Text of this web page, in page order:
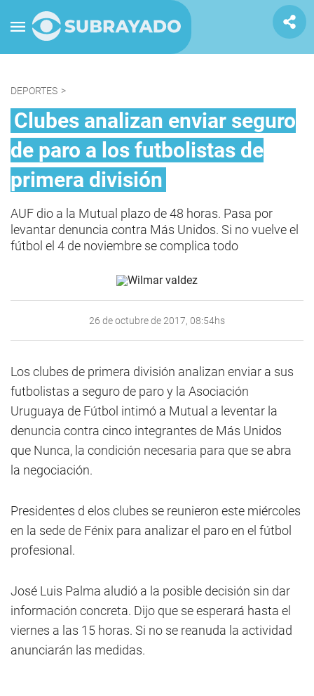
DEPORTES >
Clubes analizan enviar seguro
de paro a los futbolistas de
primera división
AUF dio a la Mutual plazo de 48 horas. Pasa por
levantar denuncia contra Más Unidos. Si no vuelve el
fútbol el 4 de noviembre se complica todo
26 de octubre de 2017, 08:54hs
Los clubes de primera división analizan enviar a sus
futbolistas a seguro de paro y la Asociación
Uruguaya de Fútbol intimó a Mutual a leventar la
denuncia contra cinco integrantes de Más Unidos
que Nunca, la condición necesaria para que se abra
la negociación.
Presidentes d elos clubes se reunieron este miércoles
en la sede de Fénix para analizar el paro en el fútbol
profesional.
José Luis Palma aludió a la posible decisión sin dar
información concreta. Dijo que se esperará hasta el
viernes a las 15 horas. Si no se reanuda la actividad
anunciarán las medidas.